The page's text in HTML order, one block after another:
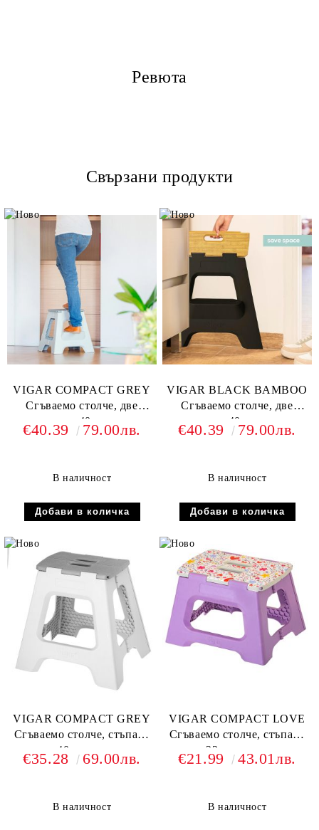
Ревюта
Свързани продукти
VIGAR COMPACT GREY
Сгъваемо столче, две
стъпала 40см, сив
€40.39 79.00лв.
В наличност
VIGAR BLACK BAMBOO
Сгъваемо столче, две
стъпала 40см, черен
€40.39 79.00лв.
В наличност
VIGAR COMPACT GREY
Сгъваемо столче, стъпало
40см, сив
€35.28 69.00лв.
В наличност
VIGAR COMPACT LOVE
Сгъваемо столче, стъпало
23см, лилав
€21.99 43.01лв.
В наличност